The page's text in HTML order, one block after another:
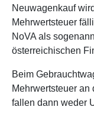
Neuwagenkauf
Mehrwertsteuer
NoVA als
österreichischen
Beim
Mehrwertsteuer
fallen dann weder